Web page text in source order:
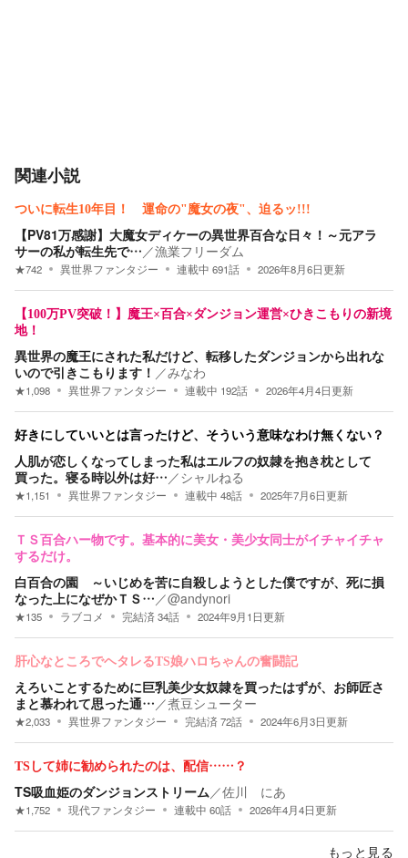
関連小説
ついに転生10年目！ 運命の"魔女の夜"、迫るッ!!!
【PV81万感謝】大魔女ディケーの異世界百合な日々！～元アラ
サーの私が転生先で… ／漁業フリーダム
★742 異世界ファンタジー 連載中 691話 2026年8月6日更新
【100万PV突破！】魔王×百合×ダンジョン運営×ひきこもりの新境
地！
異世界の魔王にされた私だけど、転移したダンジョンから出れな
いので引きこもります！ ／みなわ
★1,098 異世界ファンタジー 連載中 192話 2026年4月4日更新
好きにしていいとは言ったけど、そういう意味なわけ無くない？
人肌が恋しくなってしまった私はエルフの奴隷を抱き枕として
買った。寝る時以外は好… ／シャルねる
★1,151 異世界ファンタジー 連載中 48話 2025年7月6日更新
ＴＳ百合ハー物です。基本的に美女・美少女同士がイチャイチャ
するだけ。
白百合の園 ～いじめを苦に自殺しようとした僕ですが、死に損
なった上になぜかＴＳ… ／@andynori
★135 ラブコメ 完結済34話 2024年9月1日更新
肝心なところでヘタレるTS娘ハロちゃんの奮闘記
えろいことするために巨乳美少女奴隷を買ったはずが、お師匠さ
まと慕われて思った通… ／煮豆シューター
★2,033 異世界ファンタジー 完結済72話 2024年6月3日更新
TSして姉に勧められたのは、配信……？
TS吸血姫のダンジョンストリーム ／佐川 にあ
★1,752 現代ファンタジー 連載中 60話 2026年4月4日更新
もっと見る